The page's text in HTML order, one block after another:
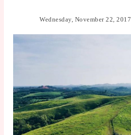
Wednesday, November 22, 2017